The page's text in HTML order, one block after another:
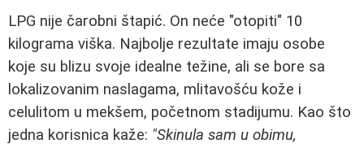
LPG nije čarobni štapić. On neće "otopiti" 10
kilograma viška. Najbolje rezultate imaju osobe
koje su blizu svoje idealne težine, ali se bore sa
lokalizovanim naslagama, mlitavošću kože i
celulitom u mekšem, početnom stadijumu. Kao što
jedna korisnica kaže: "Skinula sam u obimu,